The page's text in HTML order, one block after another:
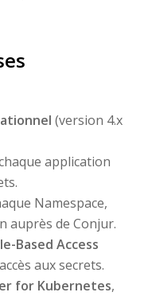
(version 4.x
application
Namespace,
auprès de Conjur.
Based Access
aux secrets.
for Kubernetes,